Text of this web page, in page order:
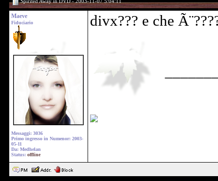
Maeve
Fiduciario
Messaggi: 3036
Primo ingresso in Numenor: 2003-
05-11
Da: Medhelan
Status: offline
divx??? e che